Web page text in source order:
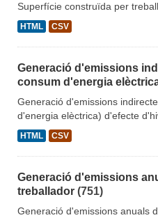
Superfície construïda per
HTML CSV
Generació d'emissions
consum d'energia
Generació d'emissions
d'energia elèctrica) d'efecte
HTML CSV
Generació d'emissions
treballador (751)
Generació d'emissions anuals